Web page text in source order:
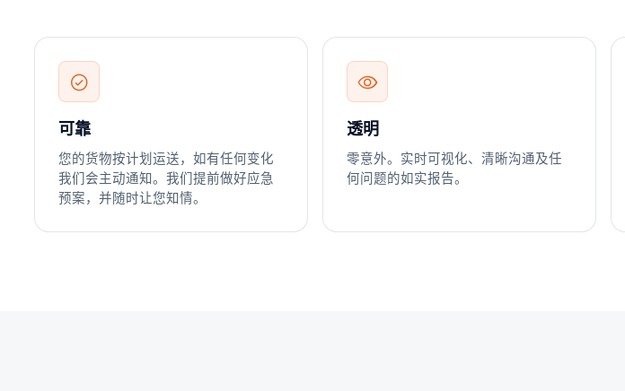
可靠
您的货物按计划运送，如有任何变化
我们会主动通知。我们提前做好应急
预案，并随时让您知情。
透明
零意外。实时可视化、清晰沟通及任
何问题的如实报告。